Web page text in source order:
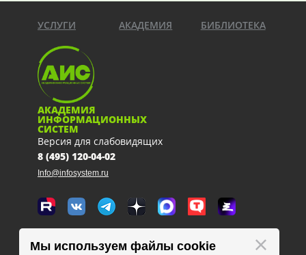
УСЛУГИ АКАДЕМИЯ БИБЛИОТЕКА
АКАДЕМИЯ
ИНФОРМАЦИОННЫХ
СИСТЕМ
Версия для слабовидящих
8 (495) 120-04-02
Info@infosystem.ru
Москва, 111123, ул. Плеханова, 4а
схема проезда
Мы используем файлы cookie